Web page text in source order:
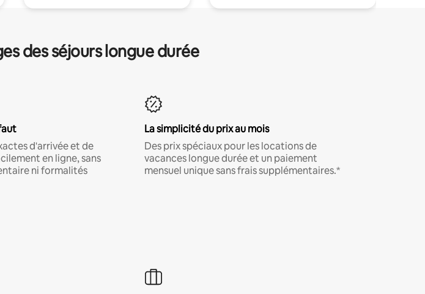
des séjours longue durée
d'arrivée et de
en ligne, sans
ni formalités
La simplicité du prix au mois
Des prix spéciaux pour les locations de
vacances longue durée et un paiement
mensuel unique sans frais supplémentaires.*